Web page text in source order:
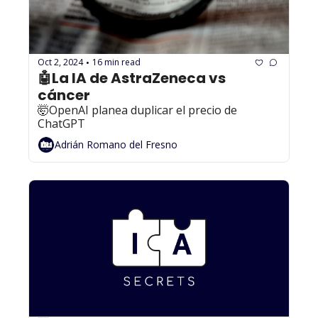
Oct 2, 2024 • 16 min read
🤖La IA de AstraZeneca vs
cáncer
🤯OpenAI planea duplicar el precio de
ChatGPT
Adrián Romano del Fresno